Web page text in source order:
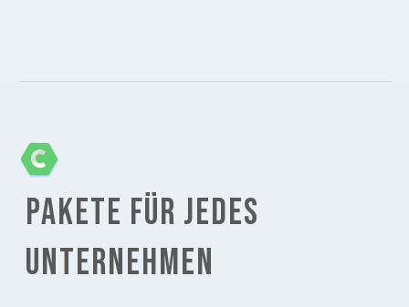
PAKETE FÜR JEDES
UNTERNEHMEN